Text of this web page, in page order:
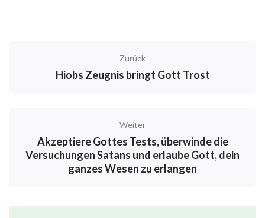
abgeschworen hatten. Hierin werden die Leben von
Die erste Art, die Söhne und Töchter Hiobs, die
aufgrund ihres Wohlstands oft feierten, lebten
Lebensstandard, der ihnen durch materiellen
Reichtum beschert war. Beim Führen eines solchen
Lebens, war es unvermeidlich, dass sie oft sündigten
und Gott beleidigten – trotzdem weihten sie sich
Zurück
Hiobs Zeugnis bringt Gott Trost
Weiter
Akzeptiere Gottes Tests, überwinde die
Versuchungen Satans und erlaube Gott, dein
ganzes Wesen zu erlangen